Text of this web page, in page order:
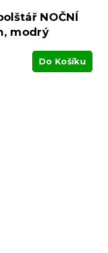
NOČNÍ
modrý
Do Košíku